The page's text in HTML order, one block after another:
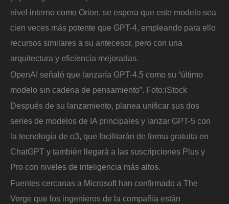
nivel interno como Orion, se espera que este modelo sea
cien veces más potente que GPT-4, empleando para ello
recursos similares a su antecesor, pero con una
arquitectura y eficiencia mejoradas.
OpenAI señaló que lanzaría GPT-4.5 como su “último
modelo sin cadena de pensamiento”. Foto:iStock
Después de su lanzamiento, planea unificar sus dos
series de modelos de IA principales y lanzar GPT-5 con
la tecnología de o3, que facilitarán de forma gratuita en
ChatGPT y también llegará a las suscripciones Plus y
Pro con niveles de inteligencia más altos.
Fuentes cercanas a Microsoft han confirmado a The
Verge que los ingenieros de la compañía están